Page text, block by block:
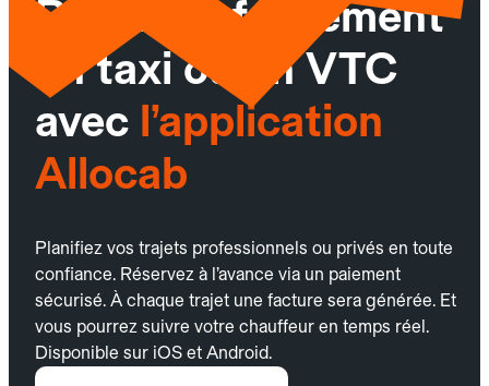
Réservez facilement
un taxi ou un VTC
avec l’application
Allocab
Planifiez vos trajets professionnels ou privés en toute
confiance. Réservez à l’avance via un paiement
sécurisé. À chaque trajet une facture sera générée. Et
vous pourrez suivre votre chauffeur en temps réel.
Disponible sur iOS et Android.